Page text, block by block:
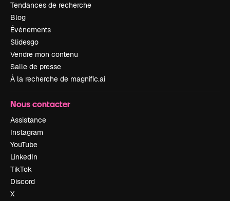
Tendances de recherche
Blog
Événements
Slidesgo
Vendre mon contenu
Salle de presse
À la recherche de magnific.ai
Nous contacter
Assistance
Instagram
YouTube
LinkedIn
TikTok
Discord
X